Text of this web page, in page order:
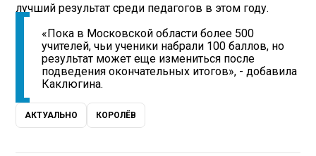
лучший результат среди педагогов в этом году.
«Пока в Московской области более 500
учителей, чьи ученики набрали 100 баллов, но
результат может еще измениться после
подведения окончательных итогов», - добавила
Каклюгина.
АКТУАЛЬНО КОРОЛЁВ